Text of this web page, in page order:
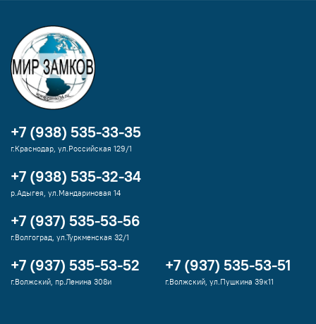
+7 (938) 535-33-35
г.Краснодар, ул.Российская 129/1
+7 (938) 535-32-34
р.Адыгея, ул.Мандариновая 14
+7 (937) 535-53-56
г.Волгоград, ул.Туркменская 32/1
+7 (937) 535-53-52
г.Волжский, пр.Ленина 308и
+7 (937) 535-53-51
г.Волжский, ул.Пушкина 39к11